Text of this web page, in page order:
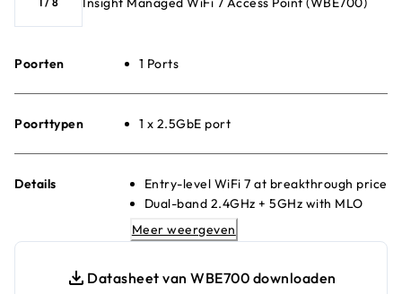
Poorten 1 Ports
Poorttypen 1 x 2.5GbE port
Details
Entry-level WiFi 7 at breakthrough price
Dual-band 2.4GHz + 5GHz with MLO
2.5G PoE+ Ethernet uplink for high
speeds
WPA3 encryption for strong network
Meer weergeven
Datasheet van WBE700 downloaden